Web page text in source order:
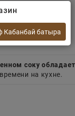
соку
на кухне.
Кабанбай батыра